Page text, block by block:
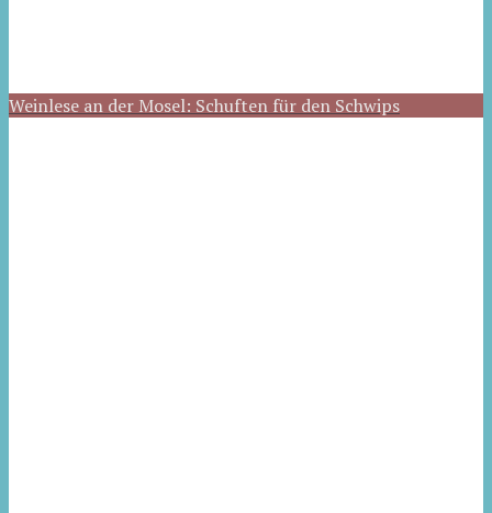
Weinlese an der Mosel: Schuften für den Schwips